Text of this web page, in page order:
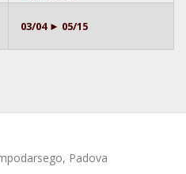
03/04 ► 05/15
Padova